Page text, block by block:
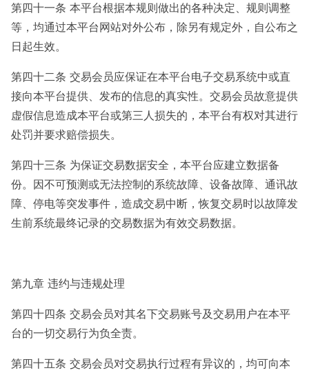
第四十一条 本平台根据本规则做出的各种决定、规则调整
等，均通过本平台网站对外公布，除另有规定外，自公布之
日起生效。
第四十二条 交易会员应保证在本平台电子交易系统中或直
接向本平台提供、发布的信息的真实性。交易会员故意提供
虚假信息造成本平台或第三人损失的，本平台有权对其进行
处罚并要求赔偿损失。
第四十三条 为保证交易数据安全，本平台应建立数据备
份。因不可预测或无法控制的系统故障、设备故障、通讯故
障、停电等突发事件，造成交易中断，恢复交易时以故障发
生前系统最终记录的交易数据为有效交易数据。
第九章 违约与违规处理
第四十四条 交易会员对其名下交易账号及交易用户在本平
台的一切交易行为负全责。
第四十五条 交易会员对交易执行过程有异议的，均可向本